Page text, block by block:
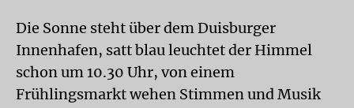
Die Sonne steht über dem Duisburger
Innenhafen, satt blau leuchtet der Himmel
schon um 10.30 Uhr, von einem
Frühlingsmarkt wehen Stimmen und Musik